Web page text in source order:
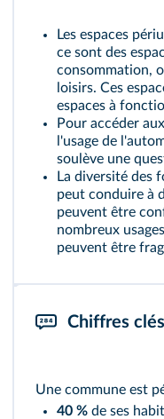
Les espaces
ce sont des
consommation,
loisirs. Ces
espaces à
Pour accéder
l'usage de
soulève une
La diversité des
peut conduire à
peuvent être
nombreux
peuvent être
Chiffres clés
Une commune est
40 % de ses